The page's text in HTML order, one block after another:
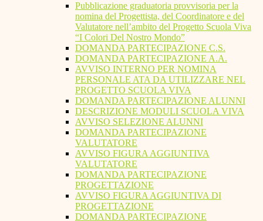
Pubblicazione graduatoria provvisoria per la
nomina del Progettista, del Coordinatore e del
Valutatore nell’ambito del Progetto Scuola Viva
“I Colori Del Nostro Mondo”
DOMANDA PARTECIPAZIONE C.S.
DOMANDA PARTECIPAZIONE A.A.
AVVISO INTERNO PER NOMINA
PERSONALE ATA DA UTILIZZARE NEL
PROGETTO SCUOLA VIVA
DOMANDA PARTECIPAZIONE ALUNNI
DESCRIZIONE MODULI SCUOLA VIVA
AVVISO SELEZIONE ALUNNI
DOMANDA PARTECIPAZIONE
VALUTATORE
AVVISO FIGURA AGGIUNTIVA
VALUTATORE
DOMANDA PARTECIPAZIONE
PROGETTAZIONE
AVVISO FIGURA AGGIUNTIVA DI
PROGETTAZIONE
DOMANDA PARTECIPAZIONE